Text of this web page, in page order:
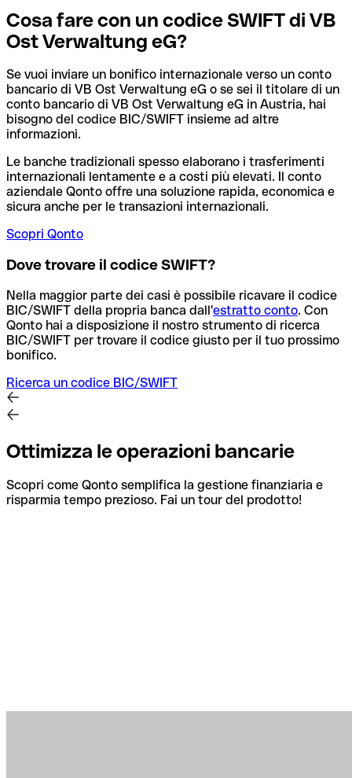
Cosa fare con un codice SWIFT di VB
Ost Verwaltung eG?
Se vuoi inviare un bonifico internazionale verso un conto
bancario di VB Ost Verwaltung eG o se sei il titolare di un
conto bancario di VB Ost Verwaltung eG in Austria, hai
bisogno del codice BIC/SWIFT insieme ad altre
informazioni.
Le banche tradizionali spesso elaborano i trasferimenti
internazionali lentamente e a costi più elevati. Il conto
aziendale Qonto offre una soluzione rapida, economica e
sicura anche per le transazioni internazionali.
Scopri Qonto
Dove trovare il codice SWIFT?
Nella maggior parte dei casi è possibile ricavare il codice
BIC/SWIFT della propria banca dall'estratto conto. Con
Qonto hai a disposizione il nostro strumento di ricerca
BIC/SWIFT per trovare il codice giusto per il tuo prossimo
bonifico.
Ricerca un codice BIC/SWIFT
Ottimizza le operazioni bancarie
Scopri come Qonto semplifica la gestione finanziaria e
risparmia tempo prezioso. Fai un tour del prodotto!